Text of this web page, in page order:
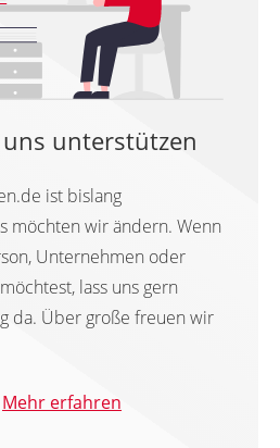
unterstützen
ist bislang
möchten wir ändern. Wenn
Unternehmen oder
lass uns gern
da. Über große freuen wir
Mehr erfahren